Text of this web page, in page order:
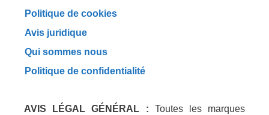
Politique de cookies
Avis juridique
Qui sommes nous
Politique de confidentialité
AVIS LÉGAL GÉNÉRAL : Toutes les marques